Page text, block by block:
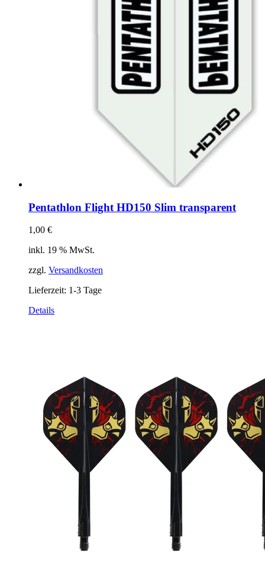
Pentathlon Flight HD150 Slim transparent
1,00 €
inkl. 19 % MwSt.
zzgl. Versandkosten
Lieferzeit: 1-3 Tage
Details